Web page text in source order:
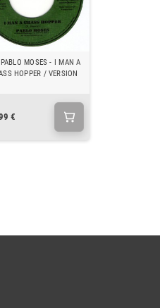
MOSES - I MAN A
HOPPER / VERSION
€